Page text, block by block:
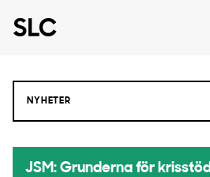
JSM: ​Grunderna för